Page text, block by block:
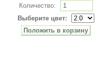
Количество:
Выберите цвет: